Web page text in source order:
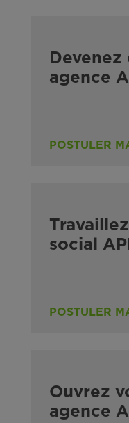
agence
POSTULER
social
POSTULER
Ouvrez
agence